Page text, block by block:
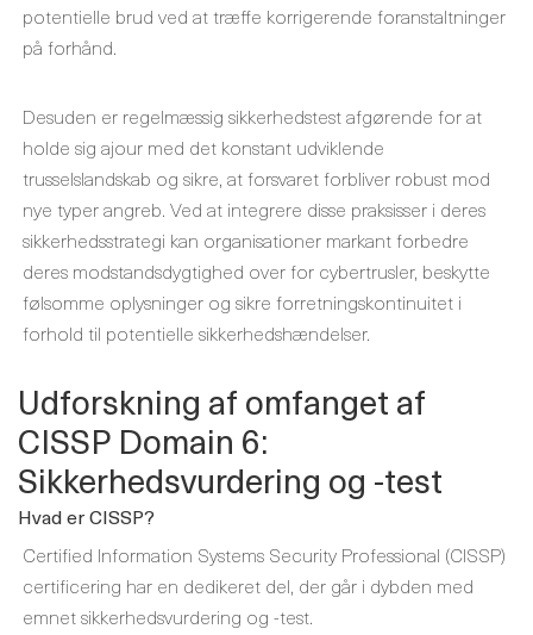
potentielle brud ved at træffe korrigerende foranstaltninger
på forhånd.
Desuden er regelmæssig sikkerhedstest afgørende for at
holde sig ajour med det konstant udviklende
trusselslandskab og sikre, at forsvaret forbliver robust mod
nye typer angreb. Ved at integrere disse praksisser i deres
sikkerhedsstrategi kan organisationer markant forbedre
deres modstandsdygtighed over for cybertrusler, beskytte
følsomme oplysninger og sikre forretningskontinuitet i
forhold til potentielle sikkerhedshændelser.
Udforskning af omfanget af
CISSP Domain 6:
Sikkerhedsvurdering og -test
Hvad er CISSP?
Certified Information Systems Security Professional (CISSP)
certificering har en dedikeret del, der går i dybden med
emnet sikkerhedsvurdering og -test.